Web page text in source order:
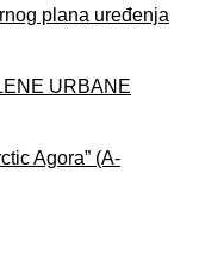
plana uređenja
URBANE
Agora” (A-